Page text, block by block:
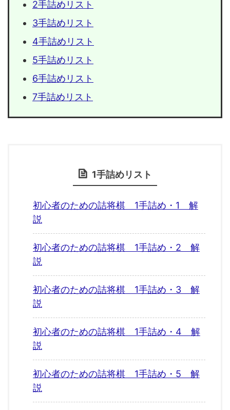
2手詰めリスト
3手詰めリスト
4手詰めリスト
5手詰めリスト
6手詰めリスト
7手詰めリスト
1手詰めリスト
初心者のための詰将棋 1手詰め・1 解
説
初心者のための詰将棋 1手詰め・2 解
説
初心者のための詰将棋 1手詰め・3 解
説
初心者のための詰将棋 1手詰め・4 解
説
初心者のための詰将棋 1手詰め・5 解
説